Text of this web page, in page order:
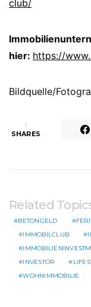
club/
hier: https://
Bildquelle/
1
SHARES
Related
BETONGELD
IMMOBILCLUB
INVESTOR
WOHNIMMOBILIE